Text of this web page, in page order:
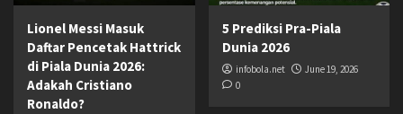
Lionel Messi Masuk
Daftar Pencetak Hattrick
di Piala Dunia 2026:
Adakah Cristiano
Ronaldo?
5 Prediksi Pra-Piala
Dunia 2026
infobola.net
June 19, 2026
0